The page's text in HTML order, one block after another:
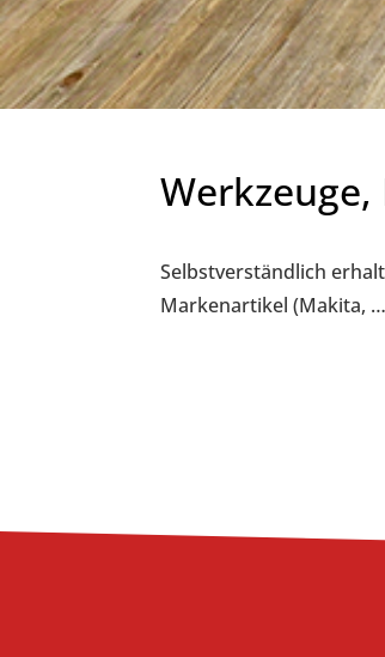
Selbstverständlich
Markenartikel (Makita,